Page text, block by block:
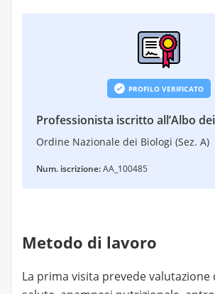
PROFILO VERIFICATO
Professionista iscritto all’Albo
Ordine Nazionale dei Biologi (Sez. A)
Num. iscrizione:AA_100485
Metodo di lavoro
La prima visita prevede